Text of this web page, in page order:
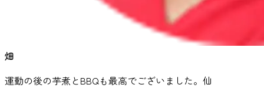
畑
運動の後の芋煮とBBQも最高でございました。仙